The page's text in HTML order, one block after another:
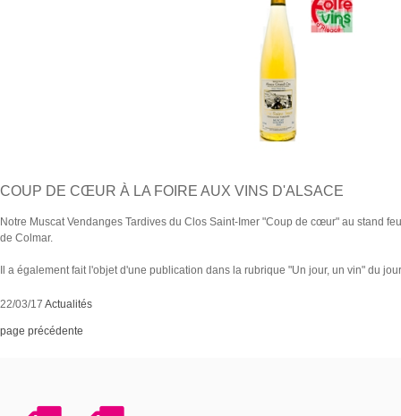
COUP DE CŒUR À LA FOIRE AUX VINS D'ALSACE
Notre Muscat Vendanges Tardives du Clos Saint-Imer "Coup de cœur" au stand
de Colmar.
Il a également fait l'objet d'une publication dans la rubrique "Un jour, un vin" du
22/03/17 Actualités
page précédente